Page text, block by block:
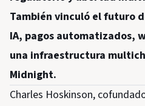
También vinculó el futuro
IA, pagos automatizados,
una infraestructura
Midnight.
Charles Hoskinson,